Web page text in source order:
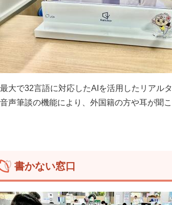
で32言語に対応したAIを活用したリアル
声筆談の機能により、外国籍の方や耳が聞
書かない窓口